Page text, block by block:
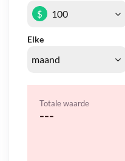
Elke
$
Totale waarde
---